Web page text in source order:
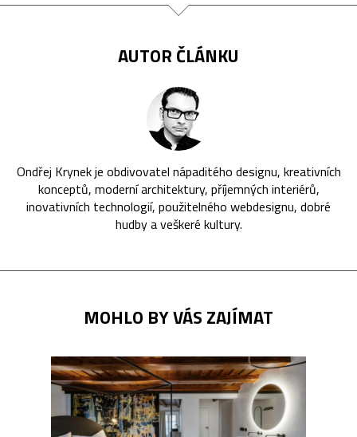
AUTOR ČLÁNKU
Ondřej Krynek je obdivovatel nápaditého designu, kreativních
konceptů, moderní architektury, příjemných interiérů,
inovativních technologií, použitelného webdesignu, dobré
hudby a veškeré kultury.
MOHLO BY VÁS ZAJÍMAT